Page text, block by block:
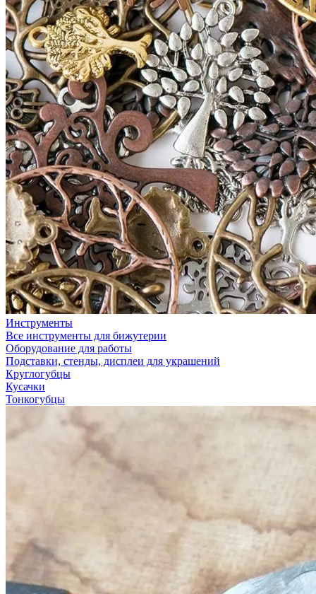
Инструменты
Все инструменты для бижутерии
Оборудование для работы
Подставки, стенды, дисплеи для украшений
Круглогубцы
Кусачки
Тонкогубцы